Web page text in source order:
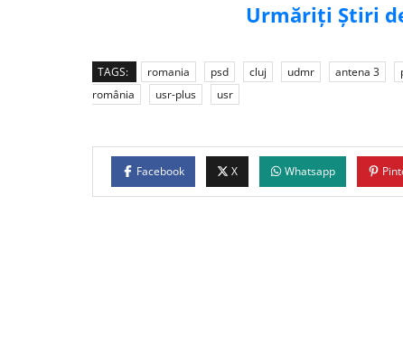
Urmăriți Știri
TAGS: romania psd cluj udmr antena 3
românia
usr-plus usr
Facebook X Whatsapp